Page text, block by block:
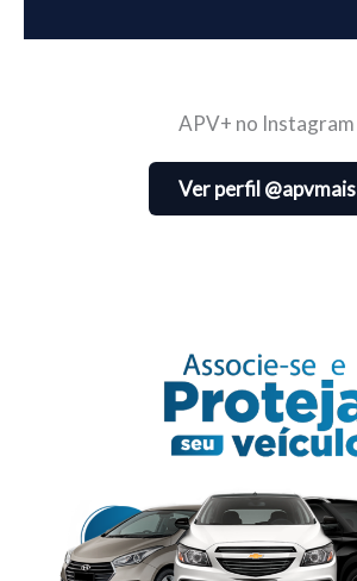
APV+ no Instagram
Ver perfil @apvmais